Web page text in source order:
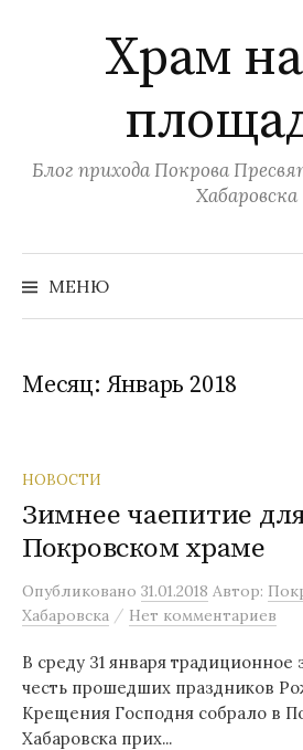
содержимомуХрам
Блог прихода Покрова
Хабаровска
МЕНЮ
Месяц: Январь 2018
НОВОСТИ
Зимнее чаепитие
Покровском храме
Опубликовано 31.01.2018 Автор:
Хабаровска / Нет комментариев
В среду 31 января
честь прошедших праздников
Крещения Господня собрало в
Хабаровска прих...